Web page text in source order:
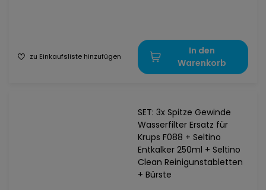
zu Einkaufsliste hinzufügen
In den
Warenkorb
SET: 3x Spitze Gewinde
Wasserfilter Ersatz für
Krups F088 + Seltino
Entkalker 250ml + Seltino
Clean Reinigunstabletten
+ Bürste